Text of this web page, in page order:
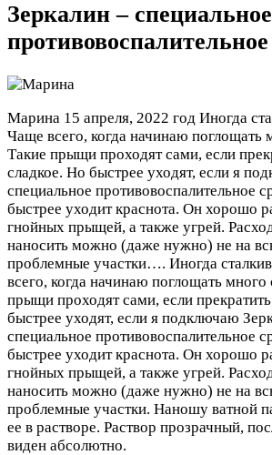
Зеркалин – специальное
противовоспалительное
Марина 15 апреля, 2022 год Иногда
Чаще всего, когда начинаю поглощать
Такие прыщи проходят сами, если
сладкое. Но быстрее уходят, если я
специальное противовоспалительное
быстрее уходит краснота. Он хорошо
гнойных прыщей, а также угрей.
наносить можно (даже нужно) не на
проблемные участки…. Иногда
всего, когда начинаю поглощать много
прыщи проходят сами, если
быстрее уходят, если я подключаю
специальное противовоспалительное
быстрее уходит краснота. Он хорошо
гнойных прыщей, а также угрей.
наносить можно (даже нужно) не на
проблемные участки. Наношу ватной
ее в растворе. Раствор прозрачный,
виден абсолютно.